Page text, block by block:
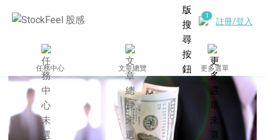
註冊/登入
任務中心 文章總覽 更多選單